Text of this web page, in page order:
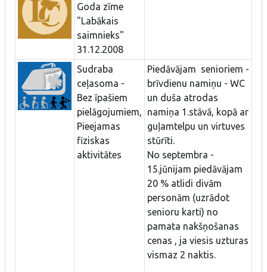
Goda zīme
"Labākais
saimnieks"
31.12.2008
Sudraba
ceļasoma -
Bez īpašiem
pielāgojumiem,
Pieejamas
fiziskas
aktivitātes
Piedāvājam senioriem -
brīvdienu namiņu - WC
un duša atrodas
namiņa 1.stāvā, kopā ar
guļamtelpu un virtuves
stūrīti.
No septembra -
15.jūnijam piedāvājam
20 % atlidi divām
personām (uzrādot
senioru karti) no
pamata nakšņošanas
cenas , ja viesis uzturas
vismaz 2 naktis.